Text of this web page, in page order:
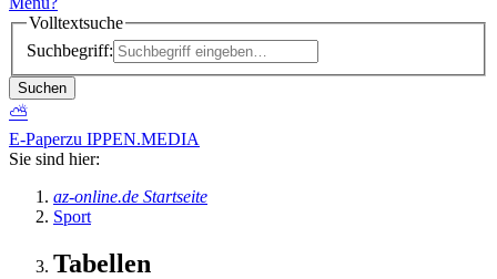
Volltextsuche
Suchbegriff:
Suchen
⛅
E-Paperzu IPPEN.MEDIA
Sie sind hier:
az-online.de Startseite
Sport
Tabellen